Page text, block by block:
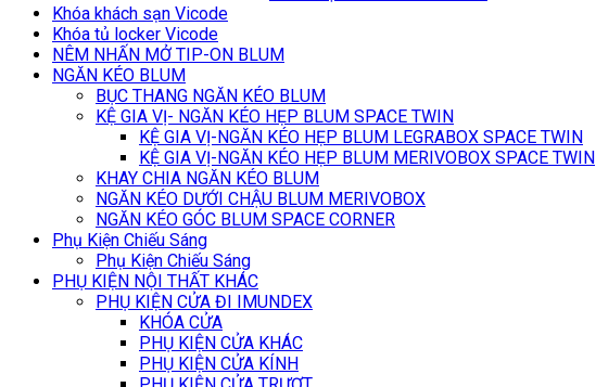
Khóa khách sạn Vicode
Khóa tủ locker Vicode
NÊM NHẤN MỞ TIP-ON BLUM
NGĂN KÉO BLUM
BỤC THANG NGĂN KÉO BLUM
KỆ GIA VỊ- NGĂN KÉO HẸP BLUM SPACE TWIN
KỆ GIA VỊ-NGĂN KÉO HẸP BLUM LEGRABOX SPACE TWIN
KỆ GIA VỊ-NGĂN KÉO HẸP BLUM MERIVOBOX SPACE TWIN
KHAY CHIA NGĂN KÉO BLUM
NGĂN KÉO DƯỚI CHẬU BLUM MERIVOBOX
NGĂN KÉO GÓC BLUM SPACE CORNER
Phụ Kiện Chiếu Sáng
Phụ Kiện Chiếu Sáng
PHỤ KIỆN NỘI THẤT KHÁC
PHỤ KIỆN CỬA ĐI IMUNDEX
KHÓA CỬA
PHỤ KIỆN CỬA KHÁC
PHỤ KIỆN CỬA KÍNH